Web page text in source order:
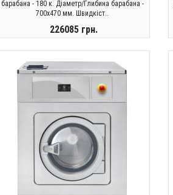
барабана - 180 к. Діаметр/Глибина барабана -
700х470 мм. Швидкіст..
226085 грн.